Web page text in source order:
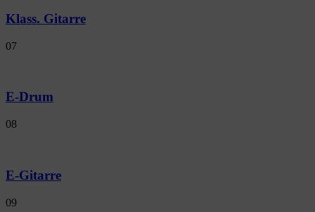
Klass. Gitarre
07
E-Drum
08
E-Gitarre
09